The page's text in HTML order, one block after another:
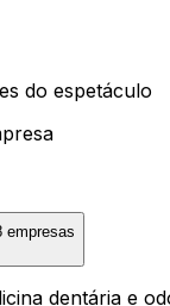
do espetáculo
empresas
dentária e